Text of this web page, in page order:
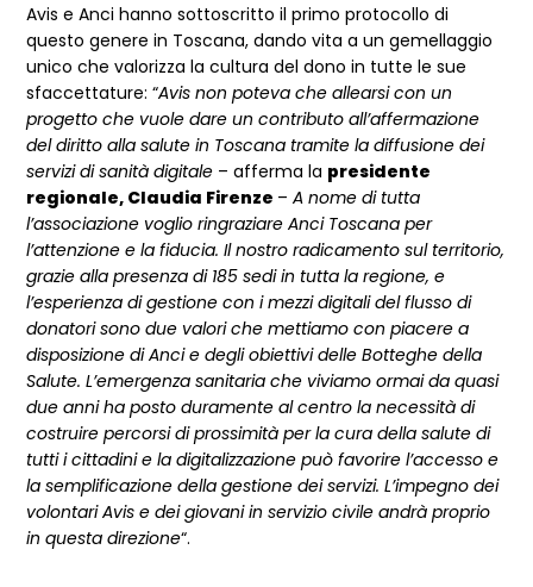
Avis e Anci hanno sottoscritto il primo protocollo di
questo genere in Toscana, dando vita a un gemellaggio
unico che valorizza la cultura del dono in tutte le sue
sfaccettature: “Avis non poteva che allearsi con un
progetto che vuole dare un contributo all’affermazione
del diritto alla salute in Toscana tramite la diffusione dei
servizi di sanità digitale – afferma la presidente
regionale, Claudia Firenze –A nome di tutta
l’associazione voglio ringraziare Anci Toscana per
l’attenzione e la fiducia. Il nostro radicamento sul territorio,
grazie alla presenza di 185 sedi in tutta la regione, e
l’esperienza di gestione con i mezzi digitali del flusso di
donatori sono due valori che mettiamo con piacere a
disposizione di Anci e degli obiettivi delle Botteghe della
Salute. L’emergenza sanitaria che viviamo ormai da quasi
due anni ha posto duramente al centro la necessità di
costruire percorsi di prossimità per la cura della salute di
tutti i cittadini e la digitalizzazione può favorire l’accesso e
la semplificazione della gestione dei servizi. L’impegno dei
volontari Avis e dei giovani in servizio civile andrà proprio
in questa direzione“.